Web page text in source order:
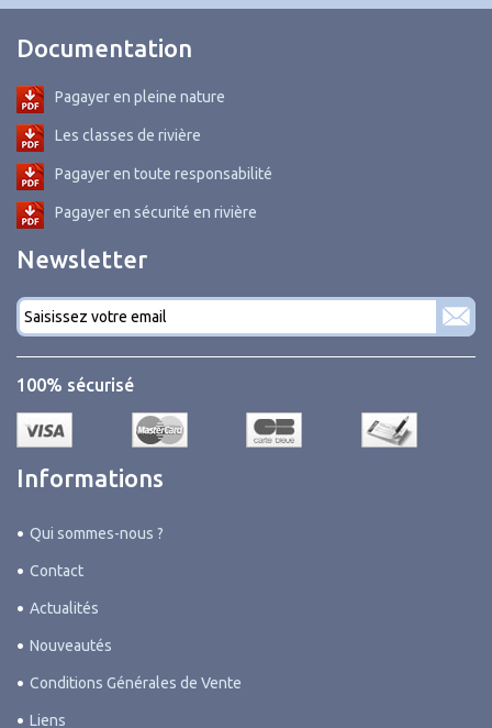
Documentation
Pagayer en pleine nature
Les classes de rivière
Pagayer en toute responsabilité
Pagayer en sécurité en rivière
Newsletter
Courriel
*
100% sécurisé
Informations
Qui sommes-nous ?
Contact
Actualités
Nouveautés
Conditions Générales de Vente
Liens